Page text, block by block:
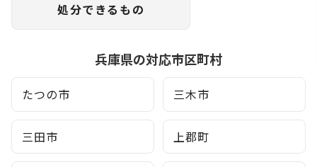
処分できるもの
兵庫県の対応市区町村
たつの市 三木市
三田市 上郡町